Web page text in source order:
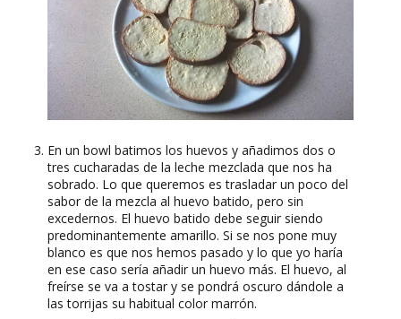
En un bowl batimos los huevos y añadimos dos o
tres cucharadas de la leche mezclada que nos ha
sobrado. Lo que queremos es trasladar un poco del
sabor de la mezcla al huevo batido, pero sin
excedernos. El huevo batido debe seguir siendo
predominantemente amarillo. Si se nos pone muy
blanco es que nos hemos pasado y lo que yo haría
en ese caso sería añadir un huevo más. El huevo, al
freírse se va a tostar y se pondrá oscuro dándole a
las torrijas su habitual color marrón.